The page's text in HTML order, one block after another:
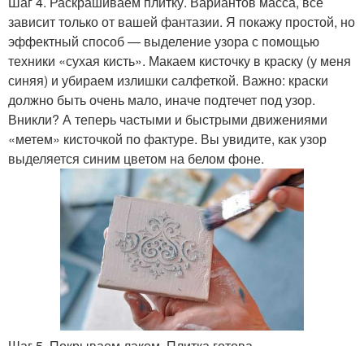
зависит только от вашей фантазии. Я покажу простой, но
эффектный способ — выделение узора с помощью
техники «сухая кисть». Макаем кисточку в краску (у меня
синяя) и убираем излишки салфеткой. Важно: краски
должно быть очень мало, иначе подтечет под узор.
Вникли? А теперь частыми и быстрыми движениями
«метем» кисточкой по фактуре. Вы увидите, как узор
выделяется синим цветом на белом фоне.